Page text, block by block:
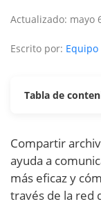
Actualizado: mayo
Escrito por: Equipo
Tabla de
Compartir
ayuda a
más eficaz y
través de la red